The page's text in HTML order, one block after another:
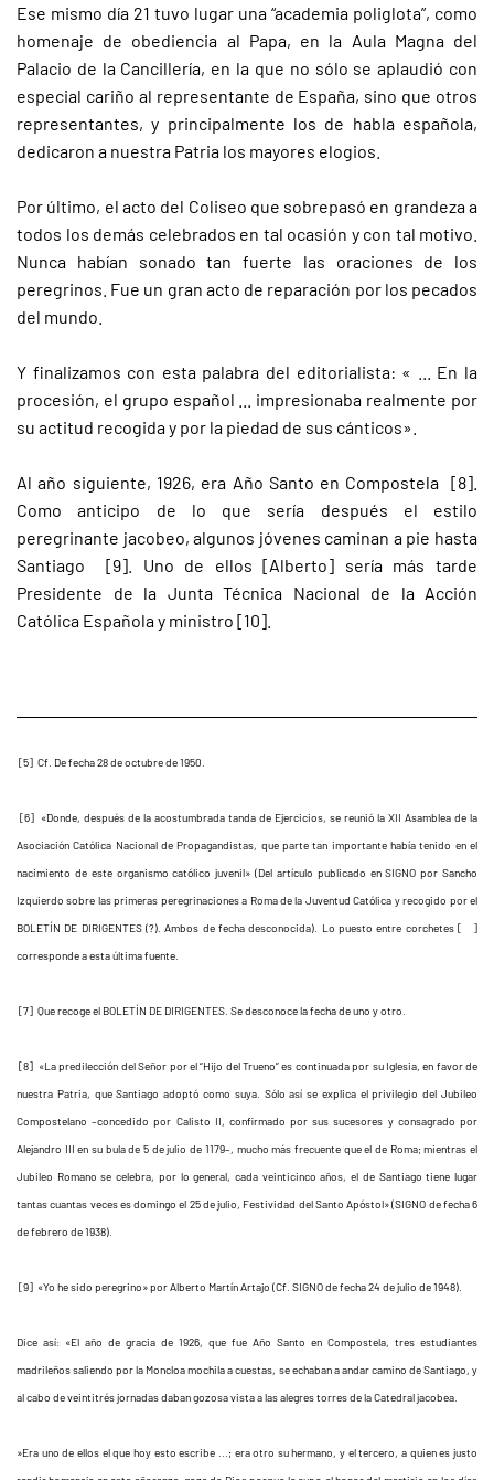
Ese mismo día 21 tuvo lugar una “academia poliglota”, como
homenaje de obediencia al Papa, en la Aula Magna del
Palacio de la Cancillería, en la que no sólo se aplaudió con
especial cariño al representante de España, sino que otros
representantes, y principalmente los de habla española,
dedicaron a nuestra Patria los mayores elogios.
Por último, el acto del Coliseo que sobrepasó en grandeza a
todos los demás celebrados en tal ocasión y con tal motivo.
Nunca habían sonado tan fuerte las oraciones de los
peregrinos. Fue un gran acto de reparación por los pecados
del mundo.
Y finalizamos con esta palabra del editorialista: « ... En la
procesión, el grupo español ... impresionaba realmente por
su actitud recogida y por la piedad de sus cánticos».
Al año siguiente, 1926, era Año Santo en Compostela [8].
Como anticipo de lo que sería después el estilo
peregrinante jacobeo, algunos jóvenes caminan a pie hasta
Santiago [9]. Uno de ellos [Alberto] sería más tarde
Presidente de la Junta Técnica Nacional de la Acción
Católica Española y ministro [10].
[5] Cf. De fecha 28 de octubre de 1950.
[6] «Donde, después de la acostumbrada tanda de Ejercicios, se reunió la XII Asamblea de la
Asociación Católica Nacional de Propagandistas, que parte tan importante había tenido en el
nacimiento de este organismo católico juvenil» (Del artículo publicado en SIGNO por Sancho
Izquierdo sobre las primeras peregrinaciones a Roma de la Juventud Católica y recogido por el
BOLETÍN DE DIRIGENTES (?). Ambos de fecha desconocida). Lo puesto entre corchetes [ ]
corresponde a esta última fuente.
[7] Que recoge el BOLETÍN DE DIRIGENTES. Se desconoce la fecha de uno y otro.
[8] «La predilección del Señor por el “Hijo del Trueno” es continuada por su Iglesia, en favor de
nuestra Patria, que Santiago adoptó como suya. Sólo así se explica el privilegio del Jubileo
Compostelano –concedido por Calisto II, confirmado por sus sucesores y consagrado por
Alejandro III en su bula de 5 de julio de 1179–, mucho más frecuente que el de Roma; mientras el
Jubileo Romano se celebra, por lo general, cada veinticinco años, el de Santiago tiene lugar
tantas cuantas veces es domingo el 25 de julio, Festividad del Santo Apóstol» (SIGNO de fecha 6
de febrero de 1938).
[9] «Yo he sido peregrino» por Alberto Martín Artajo (Cf. SIGNO de fecha 24 de julio de 1948).
Dice así: «El año de gracia de 1926, que fue Año Santo en Compostela, tres estudiantes
madrileños saliendo por la Moncloa mochila a cuestas, se echaban a andar camino de Santiago, y
al cabo de veintitrés jornadas daban gozosa vista a las alegres torres de la Catedral jacobea.
»Era uno de ellos el que hoy esto escribe ...; era otro su hermano, y el tercero, a quien es justo